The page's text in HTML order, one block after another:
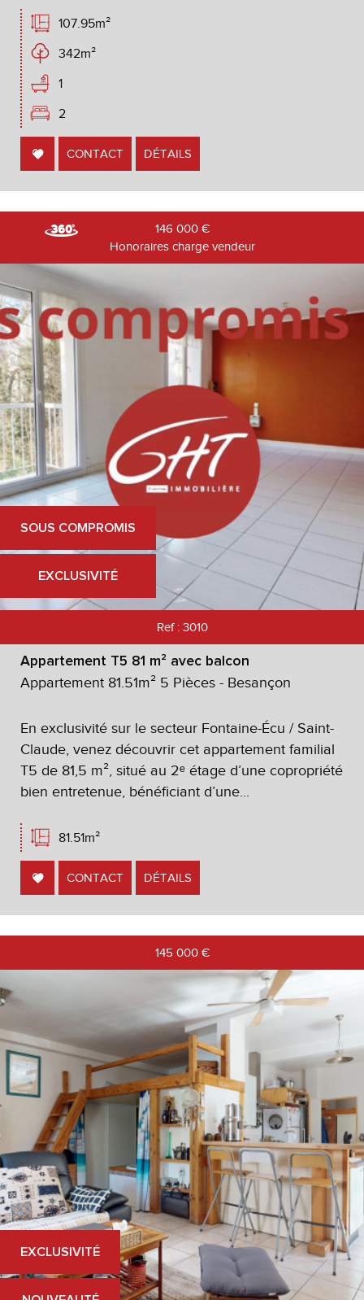
107.95m²
342m²
1
2
CONTACT DÉTAILS
SOUS COMPROMIS
EXCLUSIVITÉ
146 000 €
Honoraires charge vendeur
Ref : 3010
Appartement T5 81 m² avec balcon
Appartement 81.51m² 5 Pièces - Besançon
En exclusivité sur le secteur Fontaine-Écu / Saint-
Claude, venez découvrir cet appartement familial
T5 de 81,5 m², situé au 2ᵉ étage d’une copropriété
bien entretenue, bénéficiant d’une...
81.51m²
CONTACT DÉTAILS
EXCLUSIVITÉ
145 000 €